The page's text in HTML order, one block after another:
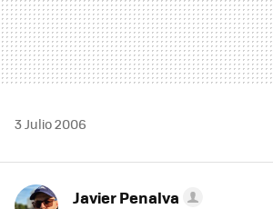
3 Julio 2006
Javier Penalva